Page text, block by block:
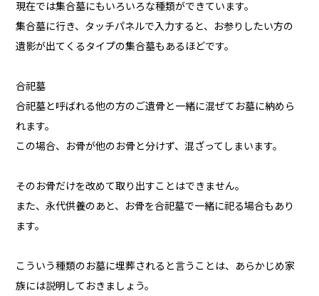
現在では集合墓にもいろいろな種類ができています。
集合墓に行き、タッチパネルで入力すると、お参りしたい方の
遺影が出てくるタイプの集合墓もあるほどです。
合祀墓
合祀墓と呼ばれる他の方のご遺骨と一緒に混ぜてお墓に納めら
れます。
この場合、お骨が他のお骨と分けず、混ざってしまいます。
そのお骨だけを改めて取り出すことはできません。
また、永代供養のあと、お骨を合祀墓で一緒に祀る場合もあり
ます。
こういう種類のお墓に埋葬されると言うことは、あらかじめ家
族には説明しておきましょう。